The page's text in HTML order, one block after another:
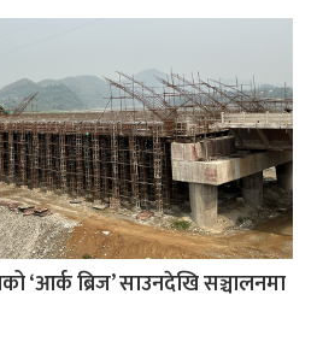
‘आर्क ब्रिज’ साउनदेखि सञ्चालनमा